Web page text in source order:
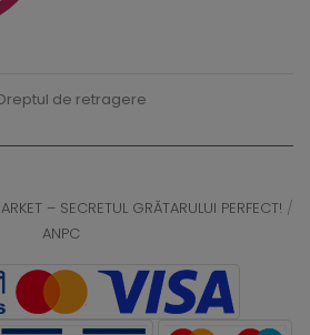
de retragere
– SECRETUL GRĂTARULUI PERFECT! /
ANPC